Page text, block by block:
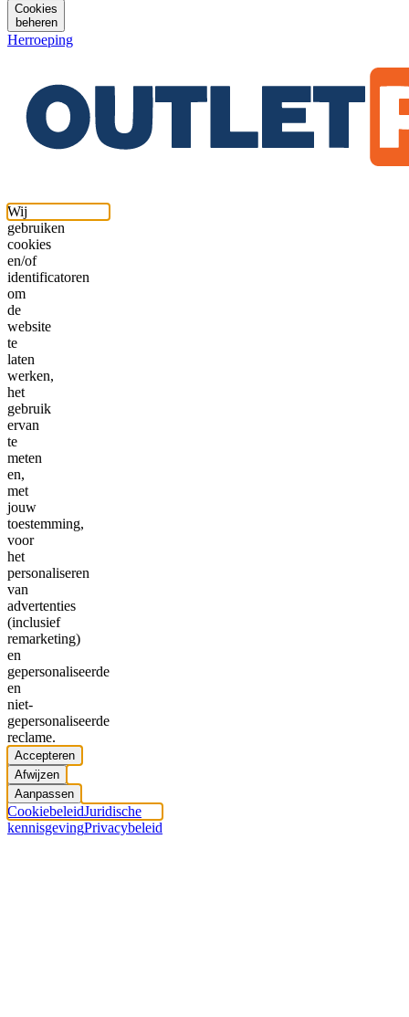
Cookies
beheren
Herroeping
Wij
gebruiken
cookies
en/of
identificatoren
om
de
website
te
laten
werken,
het
gebruik
ervan
te
meten
en,
met
jouw
toestemming,
voor
het
personaliseren
van
advertenties
(inclusief
remarketing)
en
gepersonaliseerde
en
niet-
gepersonaliseerde
reclame.
Accepteren
Afwijzen
Aanpassen
CookiebeleidJuridische
kennisgevingPrivacybeleid